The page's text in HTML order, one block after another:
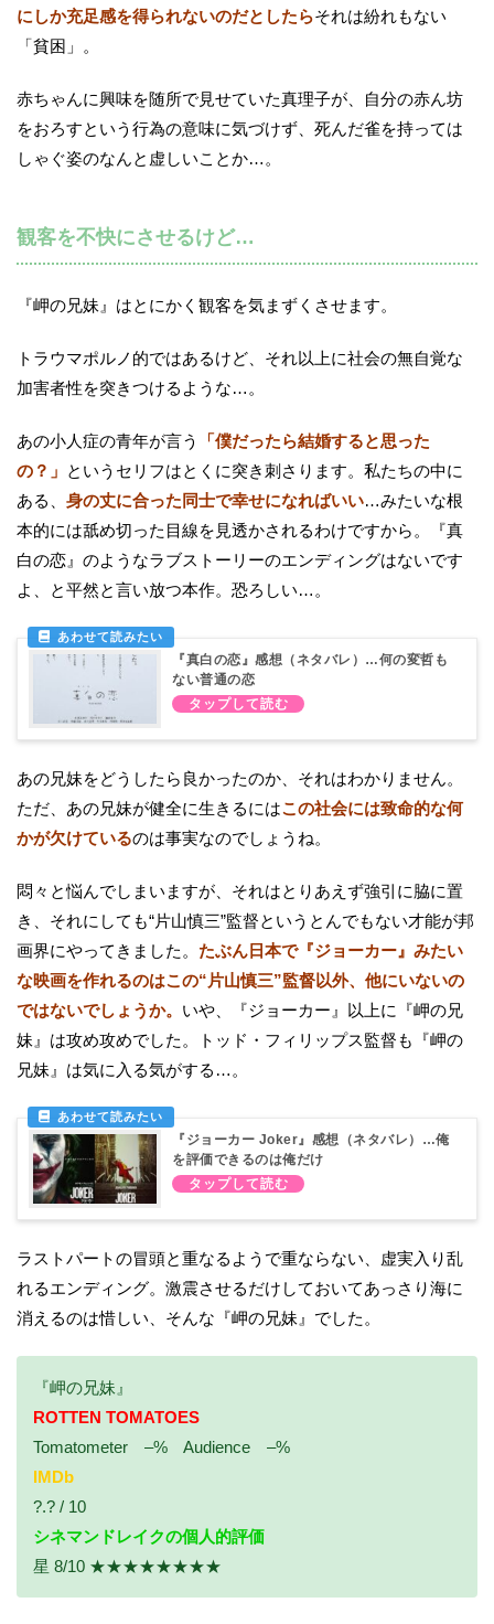
にしか充足感を得られないのだとしたらそれは紛れもない
「貧困」。
赤ちゃんに興味を随所で見せていた真理子が、自分の赤ん坊
をおろすという行為の意味に気づけず、死んだ雀を持っては
しゃぐ姿のなんと虚しいことか…。
観客を不快にさせるけど…
『岬の兄妹』はとにかく観客を気まずくさせます。
トラウマポルノ的ではあるけど、それ以上に社会の無自覚な
加害者性を突きつけるような…。
あの小人症の青年が言う
「僕だったら結婚すると思った
の？」 というセリフはとくに突き刺さります。私たちの中に
ある、 身の丈に合った同士で幸せになればいい…みたいな根
本的には舐め切った目線を見透かされるわけですから。『真
白の恋』のようなラブストーリーのエンディングはないです
よ、と平然と言い放つ本作。恐ろしい…。
『真白の恋』感想（ネタバレ）…何の変哲も
ない普通の恋
あの兄妹をどうしたら良かったのか、それはわかりません。
ただ、あの兄妹が健全に生きるにはこの社会には致命的な何
かが欠けているのは事実なのでしょうね。
悶々と悩んでしまいますが、それはとりあえず強引に脇に置
き、それにしても“片山慎三”監督というとんでもない才能が邦
画界にやってきました。 たぶん日本で『ジョーカー』みたい
な映画を作れるのはこの“片山慎三”監督以外、他にいないの
ではないでしょうか。 いや、『ジョーカー』以上に『岬の兄
妹』は攻め攻めでした。トッド・フィリップス監督も『岬の
兄妹』は気に入る気がする…。
『ジョーカー Joker』感想（ネタバレ）…俺
を評価できるのは俺だけ
ラストパートの冒頭と重なるようで重ならない、虚実入り乱
れるエンディング。激震させるだけしておいてあっさり海に
消えるのは惜しい、そんな『岬の兄妹』でした。
『岬の兄妹』
ROTTEN TOMATOES
Tomatometer –% Audience –%
IMDb
?.? / 10
シネマンドレイクの個人的評価
星 8/10 ★★★★★★★★